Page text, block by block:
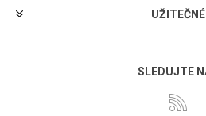
UŽITEČNÉ
SLEDUJTE